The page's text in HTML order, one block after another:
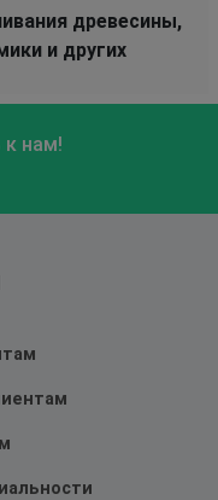
древесины,
и других
к нам!